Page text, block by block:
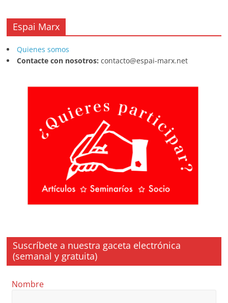
Espai Marx
Quienes somos
Contacte con nosotros: contacto@espai-marx.net
Suscríbete a nuestra gaceta electrónica
(semanal y gratuita)
Nombre